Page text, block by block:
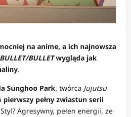
na anime, a ich najnowsza
BULLET/BULLETwygląda jak
.
Sunghoo Park, twórca Jujutsu
pierwszy pełny zwiastun serii
Agresywny, pełen energii, ze